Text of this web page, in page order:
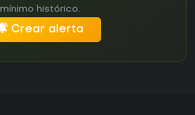
mínimo histórico.
Crear alerta